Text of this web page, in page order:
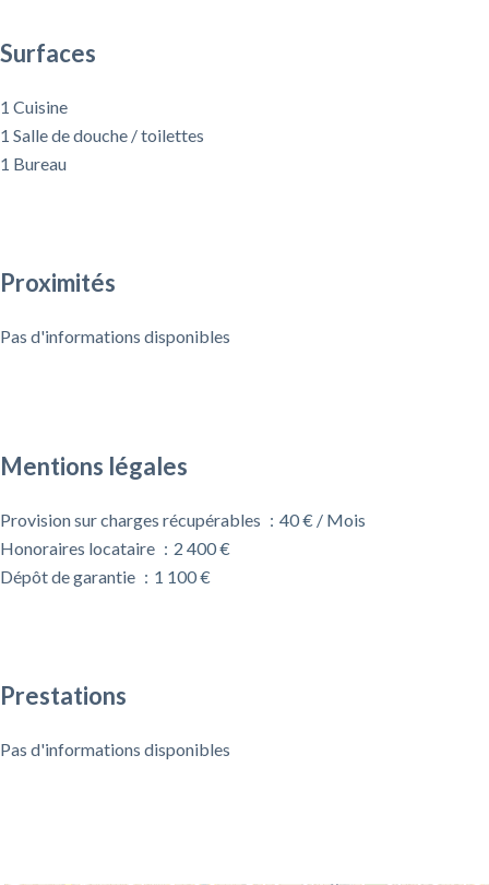
Surfaces
1 Cuisine
1 Salle de douche / toilettes
1 Bureau
Proximités
Pas d'informations disponibles
Mentions légales
Provision sur charges récupérables
40 € / Mois
Honoraires locataire
2 400 €
Dépôt de garantie
1 100 €
Prestations
Pas d'informations disponibles